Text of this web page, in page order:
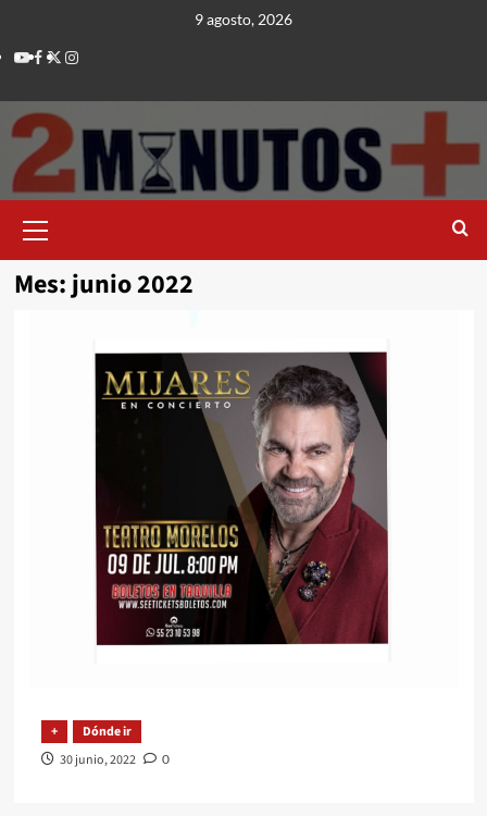
contenido
9 agosto, 2026
Youtube
Facebook
TwitterInstagram
principal
Mes:junio 2022
+
Dónde ir
30 junio, 2022
0